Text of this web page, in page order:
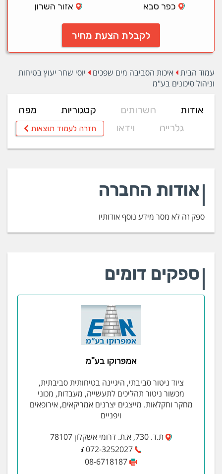
כפר סבא
אזור השרון
לקבלת הצעת מחיר
עמוד הבית איכות הסביבה מים שפכים
יוסי שחר יעוץ בטיחות
וניהול סיכונים בע"מ
אודות השרותים קטגוריות
מפה
גלרייה
וידאו חזרה לעמוד תוצאות
אודות החברה
ספק זה לא מסר מידע נוסף אודותיו
ספקים דומים
אמפרוקו בע"מ
ציוד ניטור סביבתי, היגיינה בטיחותית סביבתית,
מכשור ניטור תהליכים לתעשייה, מעבדות, מכוני
מחקר וחקלאות. מייצגים יצרנים אמריקאים, אירופאים
ויפניים
ת.ד. 730, א.ת. דרומי אשקלון 78107
072-3252027
08-6718187